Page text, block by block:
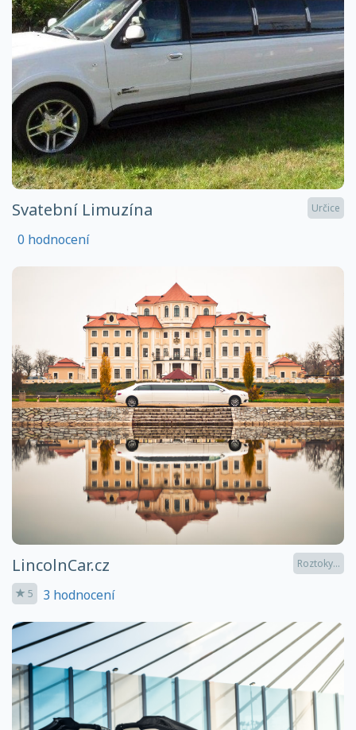
Svatební Limuzína Určice
0 hodnocení
LincolnCar.cz Roztoky...
5 3 hodnocení